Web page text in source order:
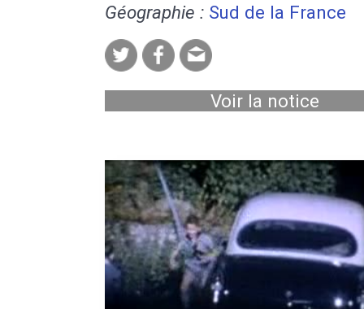
Géographie : Sud de la France
Voir la notice